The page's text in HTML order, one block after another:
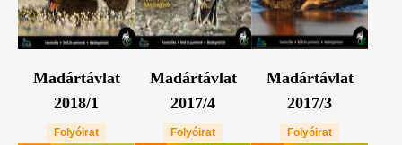
Madártávlat
2018/1
Folyóirat
Madártávlat
2017/4
Folyóirat
Madártávlat
2017/3
Folyóirat